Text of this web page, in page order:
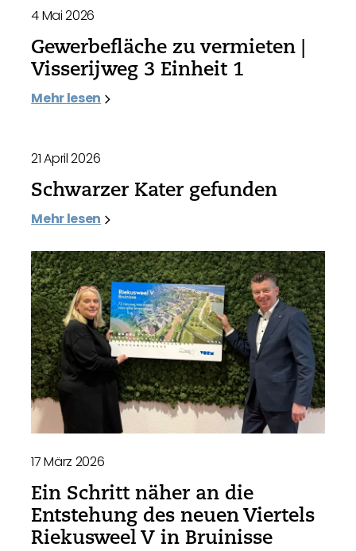
4 Mai 2026
Gewerbefläche zu vermieten |
Visserijweg 3 Einheit 1
Mehr lesen
21 April 2026
Schwarzer Kater gefunden
Mehr lesen
17 März 2026
Ein Schritt näher an die
Entstehung des neuen Viertels
Riekusweel V in Bruinisse